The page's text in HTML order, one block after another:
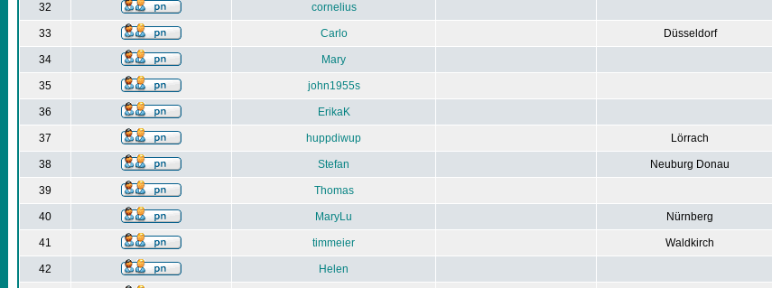
32 cornelius
33 Carlo Düsseldorf
34 Mary
35 john1955s
36 ErikaK
37 huppdiwup Lörrach
38 Stefan Neuburg Donau
39 Thomas
40 MaryLu Nürnberg
41 timmeier Waldkirch
42 Helen